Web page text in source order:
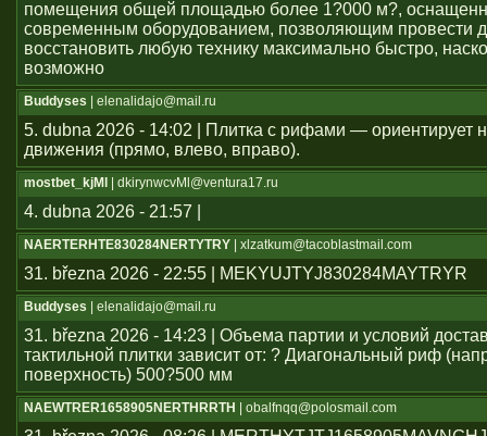
помещения общей площадью более 1?000 м?,
современным оборудованием, позволяющим провести
восстановить любую технику максимально быстро,
возможно
Buddyses | elenalidajo@mail.ru
5. dubna 2026 - 14:02 | Плитка с рифами — ориентирует
движения (прямо, влево, вправо).
mostbet_kjMl | dkirynwcvMl@ventura17.ru
4. dubna 2026 - 21:57 |
NAERTERHTE830284NERTYTRY | xlzatkum@tacoblastmail.com
31. března 2026 - 22:55 | MEKYUJTYJ830284MAYTRYR
Buddyses | elenalidajo@mail.ru
31. března 2026 - 14:23 | Объема партии и условий
тактильной плитки зависит от: ? Диагональный риф
поверхность) 500?500 мм
NAEWTRER1658905NERTHRRTH | obalfnqq@polosmail.com